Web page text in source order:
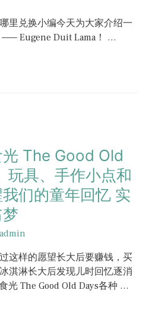
里兑换小编今天为大家介绍一
Eugene Duit Lama！ …
The Good Old
玩具、手作小点和
们的童年回忆 实
admin
这样的愿望长大后要赚钱，买
淇淋长大后发现儿时回忆逐消
光 The Good Old Days各种 …